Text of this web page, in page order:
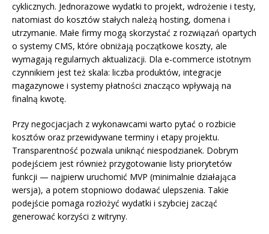
cyklicznych. Jednorazowe wydatki to projekt, wdrożenie i testy,
natomiast do kosztów stałych należą hosting, domena i
utrzymanie. Małe firmy mogą skorzystać z rozwiązań opartych
o systemy CMS, które obniżają początkowe koszty, ale
wymagają regularnych aktualizacji. Dla e‑commerce istotnym
czynnikiem jest też skala: liczba produktów, integracje
magazynowe i systemy płatności znacząco wpływają na
finalną kwotę.
Przy negocjacjach z wykonawcami warto pytać o rozbicie
kosztów oraz przewidywane terminy i etapy projektu.
Transparentność pozwala uniknąć niespodzianek. Dobrym
podejściem jest również przygotowanie listy priorytetów
funkcji — najpierw uruchomić MVP (minimalnie działająca
wersja), a potem stopniowo dodawać ulepszenia. Takie
podejście pomaga rozłożyć wydatki i szybciej zacząć
generować korzyści z witryny.